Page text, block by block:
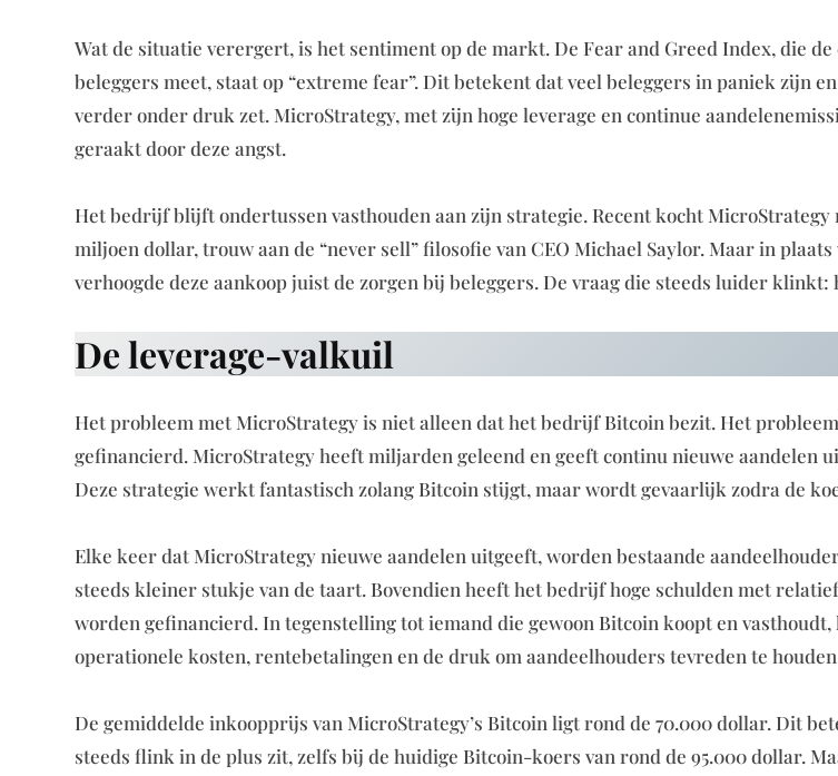
Wat de situatie verergert, is het sentiment op de markt. De Fear and Greed Index, die
beleggers meet, staat op “extreme fear”. Dit betekent dat veel beleggers in paniek zijn
verder onder druk zet. MicroStrategy, met zijn hoge leverage en continue
geraakt door deze angst.
Het bedrijf blijft ondertussen vasthouden aan zijn strategie. Recent kocht MicroStrategy
miljoen dollar, trouw aan de “never sell” filosofie van CEO Michael Saylor. Maar in
verhoogde deze aankoop juist de zorgen bij beleggers. De vraag die steeds luider klinkt:
De leverage-valkuil
Het probleem met MicroStrategy is niet alleen dat het bedrijf Bitcoin bezit. Het
gefinancierd. MicroStrategy heeft miljarden geleend en geeft continu nieuwe aandelen
Deze strategie werkt fantastisch zolang Bitcoin stijgt, maar wordt gevaarlijk zodra de
Elke keer dat MicroStrategy nieuwe aandelen uitgeeft, worden bestaande
steeds kleiner stukje van de taart. Bovendien heeft het bedrijf hoge schulden met
worden gefinancierd. In tegenstelling tot iemand die gewoon Bitcoin koopt en
operationele kosten, rentebetalingen en de druk om aandeelhouders tevreden te
De gemiddelde inkoopprijs van MicroStrategy’s Bitcoin ligt rond de 70.000 dollar. Dit
steeds flink in de plus zit, zelfs bij de huidige Bitcoin-koers van rond de 95.000 dollar.